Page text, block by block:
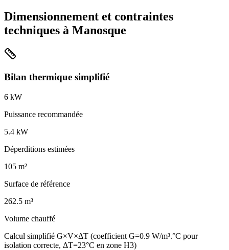
Dimensionnement et contraintes
techniques à Manosque
Bilan thermique simplifié
6 kW
Puissance recommandée
5.4 kW
Déperditions estimées
105 m²
Surface de référence
262.5 m³
Volume chauffé
Calcul simplifié G×V×ΔT (coefficient G=0.9 W/m³.°C pour
isolation correcte, ΔT=23°C en zone H3)